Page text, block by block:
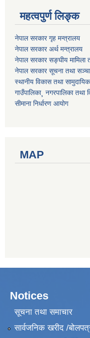
महत्वपुर्ण लिङ्क
नेपाल सरकार गृह मन्त्रालय
नेपाल सरकार अर्थ मन्त्रालय
नेपाल सरकार सङ्घीय मामिला
नेपाल सरकार सूचना तथा
स्थानीय विकास तथा
गाउँपालिका¸ नगरपालिका तथा
सीमाना निर्धारण आयोग
MAP
Notices
सूचना तथा समाचार
सार्वजनिक खरीद /